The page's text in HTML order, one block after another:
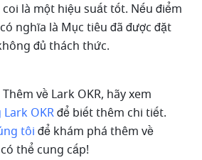
là một hiệu suất tốt. Nếu điểm
nghĩa là Mục tiêu đã được đặt
đủ thách thức.
OKR để biết thêm chi tiết.
tôi để khám phá thêm về
thể cung cấp!